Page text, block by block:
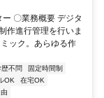
〇業務概要 デジタ
作進行管理を行いま
ック。あらゆる作
歴不問
固定時間制
OK
在宅OK